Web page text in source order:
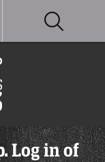
Log in of